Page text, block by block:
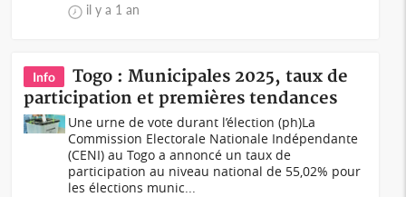
il y a 1 an
Info
Togo : Municipales 2025, taux de
participation et premières tendances
Une urne de vote durant l’élection (ph)La
Commission Electorale Nationale Indépendante
(CENI) au Togo a annoncé un taux de
participation au niveau national de 55,02% pour
les élections munic...